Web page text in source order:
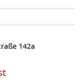
142a